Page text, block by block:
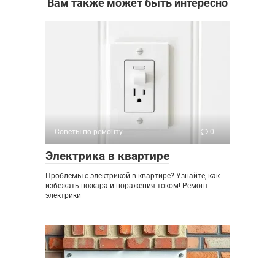
Вам также может быть интересно
Советы по ремонту 0
Электрика в квартире
Проблемы с электрикой в квартире? Узнайте, как
избежать пожара и поражения током! Ремонт
электрики